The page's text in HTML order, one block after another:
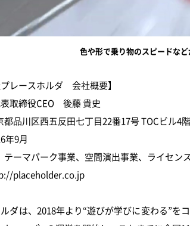
色や形で乗り物のスピードな
プレースホルダ 会社概要】
取締役CEO 後藤 貴史
都品川区西五反田七丁目22番17号 TOCビル4階
年9月
テーマパーク事業、空間演出事業、ライセン
placeholder.co.jp
ダは、2018年より“遊びが学びに変わる”を